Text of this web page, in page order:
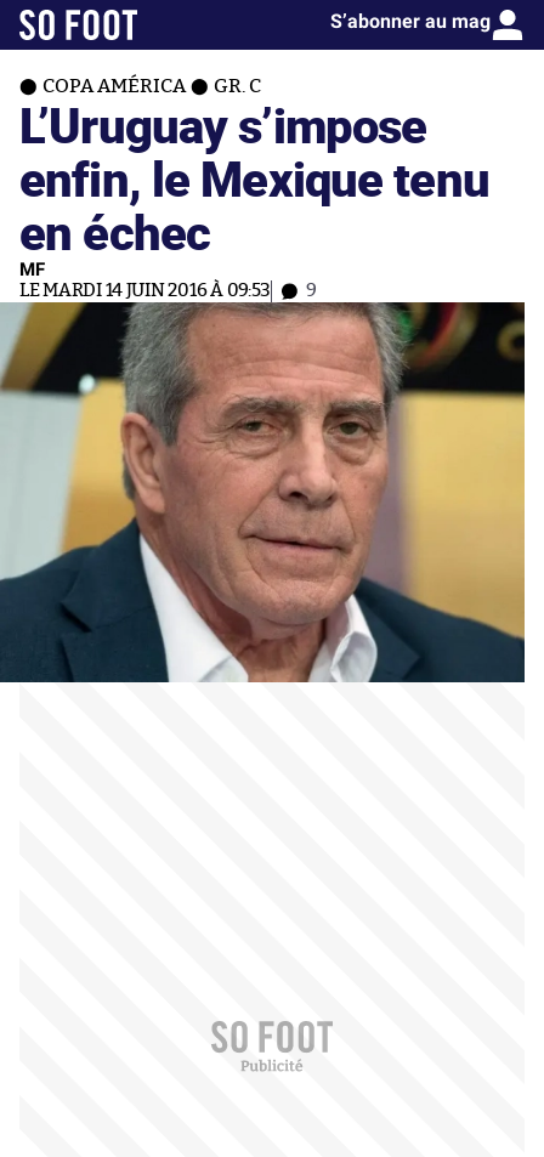
S’abonner au mag
COPA AMÉRICA GR. C
L’Uruguay s’impose
enfin, le Mexique tenu
en échec
MF
LE MARDI 14 JUIN 2016 À 09:53 9